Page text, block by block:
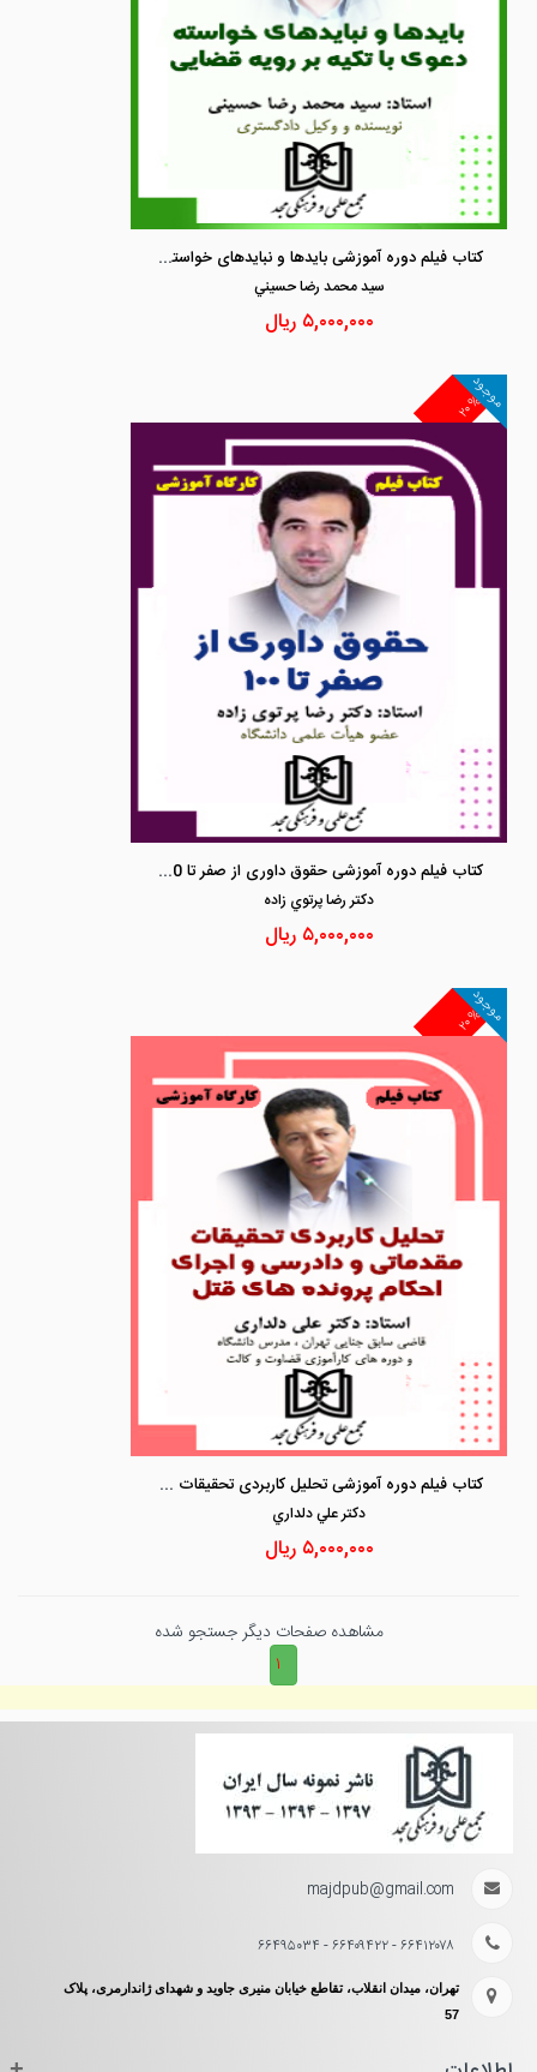
کتاب فیلم دوره آموزشی بایدها و نبایدهای خواسته دعوی با تکیه بر رویه قضایی
سيد محمد رضا حسيني
۵,۰۰۰,۰۰۰ ریال
۲۰%
موجود
کتاب فیلم دوره آموزشی حقوق داوری از صفر تا 100
دكتر رضا پرتوي زاده
۵,۰۰۰,۰۰۰ ریال
۲۰%
موجود
کتاب فیلم دوره آموزشی تحلیل کاربردی تحقیقات مقدماتی و دادرسی و اجرای احکام پرونده های قتل
دكتر علي دلداري
۵,۰۰۰,۰۰۰ ریال
مشاهده صفحات دیگر جستجو شده
۱
majdpub@gmail.com
۶۶۴۱۲۰۷۸ - ۶۶۴۰۹۴۲۲ - ۶۶۴۹۵۰۳۴
تهران، میدان انقلاب، تقاطع خیابان منیری جاوید و شهدای ژاندارمری، پلاک
57